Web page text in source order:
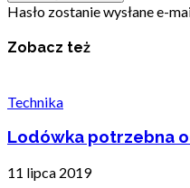
Hasło zostanie wysłane e-
Zobacz też
Technika
Lodówka potrzebna
11 lipca 2019